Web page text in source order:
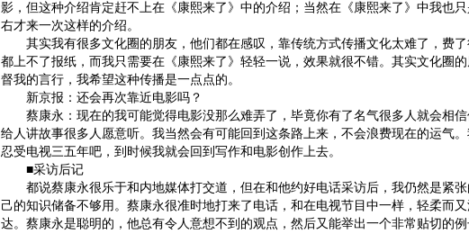
影，但这种介绍肯定赶不上在《康熙来了》中的介绍；当然在《康熙来了》中我也
右才来一次这样的介绍。
其实我有很多文化圈的朋友，他们都在感叹，靠传统方式传播文化太难了，费了
都上不了报纸，而我只需要在《康熙来了》轻轻一说，效果就很不错。其实文化圈
督我的言行，我希望这种传播是一点点的。
新京报：还会再次靠近电影吗？
蔡康永：现在的我可能觉得电影没那么难弄了，毕竟你有了名气很多人就会相信
给人讲故事很多人愿意听。我当然会有可能回到这条路上来，不会浪费现在的运气
忍受电视三五年吧，到时候我就会回到写作和电影创作上去。
■采访后记
都说蔡康永很乐于和内地媒体打交道，但在和他约好电话采访后，我仍然是紧张
己的知识储备不够用。蔡康永很准时地打来了电话，和在电视节目中一样，轻柔而
达。蔡康永是聪明的，他总有令人意想不到的观点，然后又能举出一个非常贴切的例